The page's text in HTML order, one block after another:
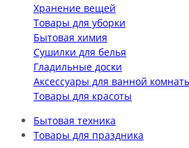
Хранение вещей
Товары для уборки
Бытовая химия
Сушилки для белья
Гладильные доски
Аксессуары для ванной
Товары для красоты
Бытовая техника
Товары для праздника